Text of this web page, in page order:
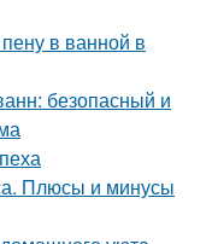
в ванной в
безопасный и
Плюсы и минусы